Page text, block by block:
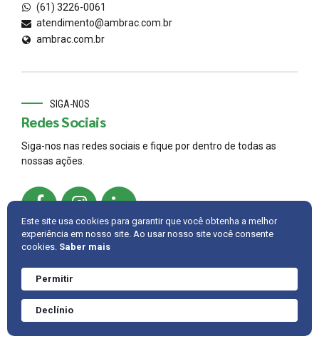
(61) 3226-0061
atendimento@ambrac.com.br
ambrac.com.br
SIGA-NOS
Redes Sociais
Siga-nos nas redes sociais e fique por dentro de todas as
nossas ações.
INTRANET
Este site usa cookies para garantir que você obtenha a melhor
experiência em nosso site. Ao usar nosso site você consente
cookies. Saber mais
Permitir
Declínio
Precisa de ajuda?
Converve agora